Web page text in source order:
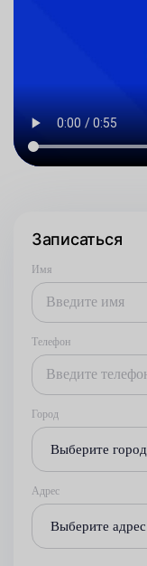
Записаться
Имя
Телефон
Город
Выберите город
Адрес
Выберите адрес